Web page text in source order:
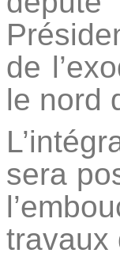
de
le nord
sera
travaux